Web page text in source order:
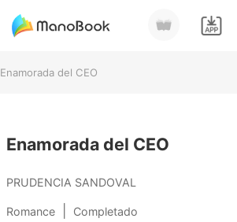
Enamorada del CEO
Enamorada del CEO
PRUDENCIA SANDOVAL
Romance Completado